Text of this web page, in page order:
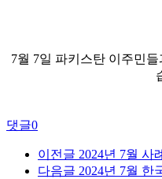
7월 7일 파키스탄 이주민
댓글0
이전글 2024년 7월 사
다음글 2024년 7월 한